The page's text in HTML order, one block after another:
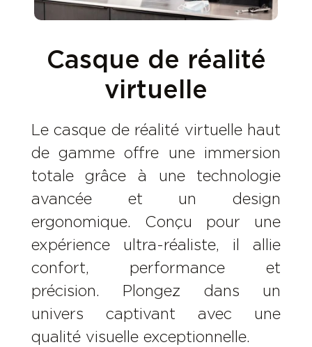
Casque de réalité
virtuelle
Le casque de réalité virtuelle haut
de gamme offre une immersion
totale grâce à une technologie
avancée et un design
ergonomique. Conçu pour une
expérience ultra-réaliste, il allie
confort, performance et
précision. Plongez dans un
univers captivant avec une
qualité visuelle exceptionnelle.